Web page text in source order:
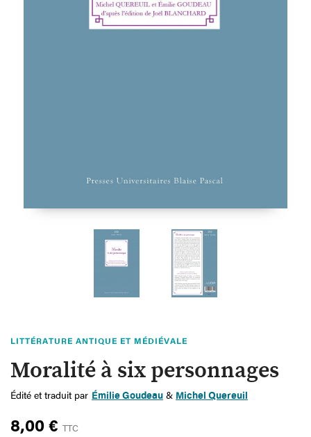
LITTÉRATURE ANTIQUE ET MÉDIÉVALE
Moralité à six personnages
Édité et traduit par Émilie Goudeau & Michel Quereuil
8,00 € TTC